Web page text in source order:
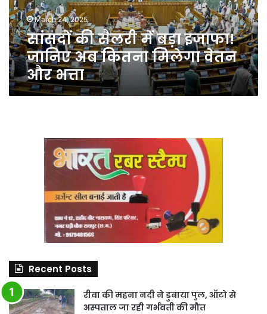
अब
कितना
मिलेगा
वेतन
और
भत्ता
March 24, 2025
सांसदों की सैलरी में बड़ा इजाफा!
जानिए अब कितना मिलेगा वेतन
और भत्ता
Recent Posts
रीवा की महना नदी ने डुबाया पुल, ऑटो से
अस्पताल जा रही गर्भवती की मौत